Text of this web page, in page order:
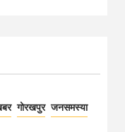
गोरखपुर जनसमस्या